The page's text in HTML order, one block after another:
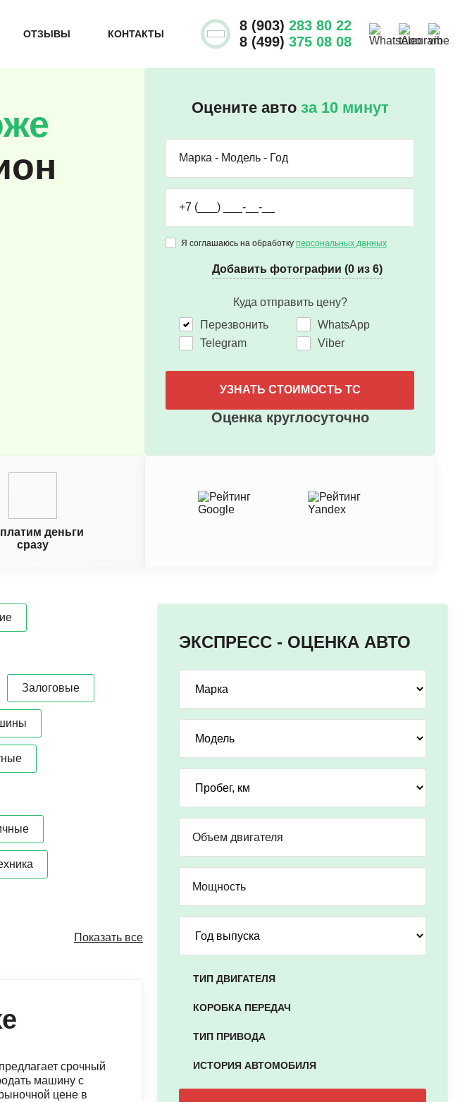
ОТЗЫВЫ КОНТАКТЫ
8 (903) 283 80 22
8 (499) 375 08 08
Оцените авто за 10 минут
Я соглашаюсь на обработку персональных данных
Добавить фотографии (0 из 6)
Куда отправить цену?
Перезвонить
WhatsApp
Telegram
Viber
УЗНАТЬ СТОИМОСТЬ ТС
Оценка круглосуточно
деньги
сразу
Залоговые
Показать все
предлагает срочный
машину с
цене в
ЭКСПРЕСС - ОЦЕНКА АВТО
ТИП ДВИГАТЕЛЯ
КОРОБКА ПЕРЕДАЧ
ТИП ПРИВОДА
ИСТОРИЯ АВТОМОБИЛЯ